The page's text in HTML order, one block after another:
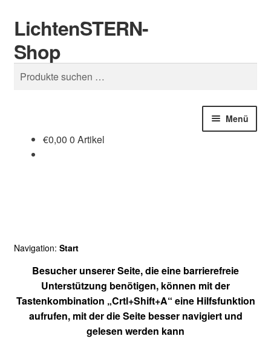
Zur
Navigation
springen
Zum
Inhalt
springen
LichtenSTERN-
Shop
Suchen
nach:
Suchen
Menü
€0,00 0 Artikel
Navigation: Start
Besucher unserer Seite, die eine barrierefreie
Unterstützung benötigen, können mit der
Tastenkombination „Crtl+Shift+A“ eine Hilfsfunktion
aufrufen, mit der die Seite besser navigiert und
gelesen werden kann